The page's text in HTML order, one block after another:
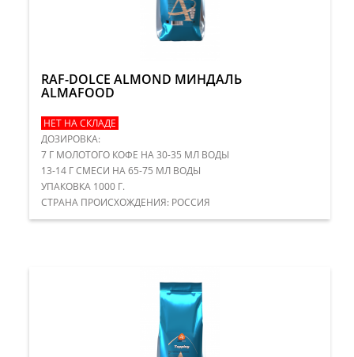
RAF-DOLCE ALMOND МИНДАЛЬ
ALMAFOOD
НЕТ НА СКЛАДЕ
ДОЗИРОВКА:
7 Г МОЛОТОГО КОФЕ НА 30-35 МЛ ВОДЫ
13-14 Г СМЕСИ НА 65-75 МЛ ВОДЫ
УПАКОВКА 1000 Г.
​СТРАНА ПРОИСХОЖДЕНИЯ: РОССИЯ